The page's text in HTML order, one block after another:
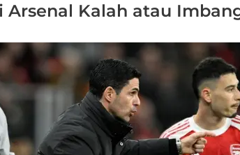
Arsenal Kalah atau